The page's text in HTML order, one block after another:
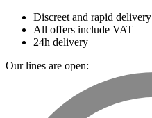
Discreet and rapid delivery
All offers include VAT
24h delivery
Our lines are open: